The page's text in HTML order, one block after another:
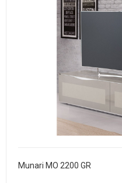
Munari MO 2200 GR